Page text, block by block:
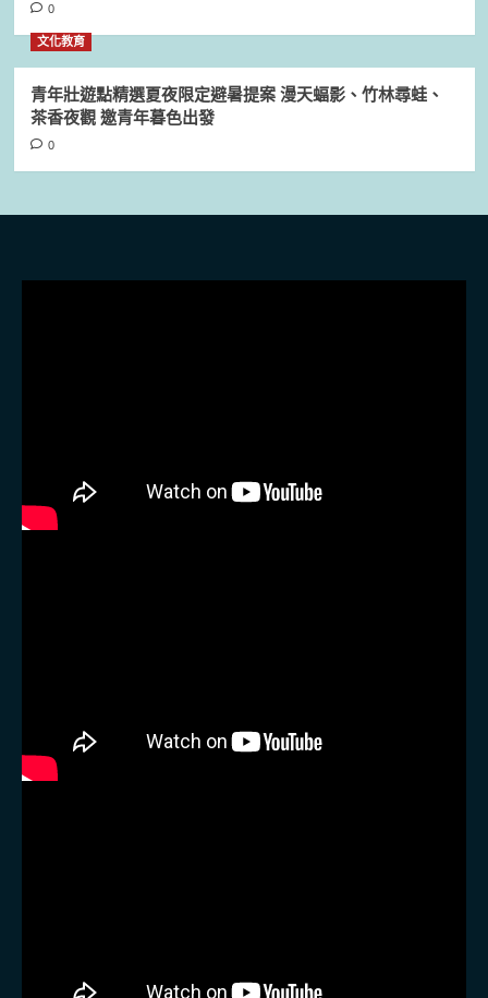
0
文化教育
青年壯遊點精選夏夜限定避暑提案 漫天蝠影、竹林尋蛙、
茶香夜觀 邀青年暮色出發
0